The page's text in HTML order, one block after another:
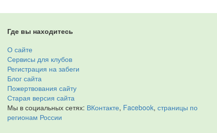
Где вы находитесь
О сайте
Сервисы для клубов
Регистрация на забеги
Блог сайта
Пожертвования сайту
Старая версия сайта
Мы в социальных сетях: ВКонтакте, Facebook, страницы по
регионам России